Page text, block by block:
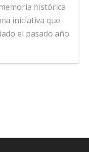
histórica
iniciativa que
el pasado año